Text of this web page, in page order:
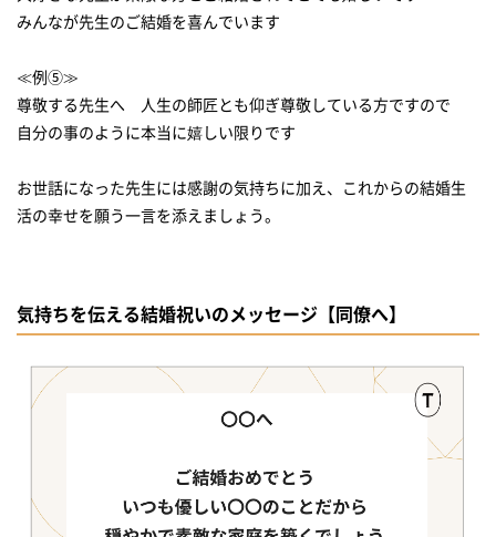
みんなが先生のご結婚を喜んでいます
≪例⑤≫
尊敬する先生へ 人生の師匠とも仰ぎ尊敬している方ですので
自分の事のように本当に嬉しい限りです
お世話になった先生には感謝の気持ちに加え、これからの結婚生
活の幸せを願う一言を添えましょう。
気持ちを伝える結婚祝いのメッセージ【同僚へ】